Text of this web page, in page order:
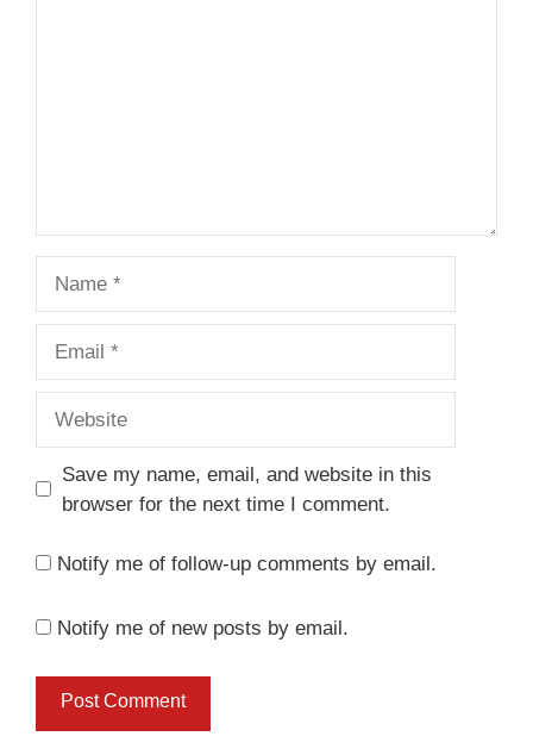
Save my name, email, and website in this
browser for the next time I comment.
Notify me of follow-up comments by email.
Notify me of new posts by email.